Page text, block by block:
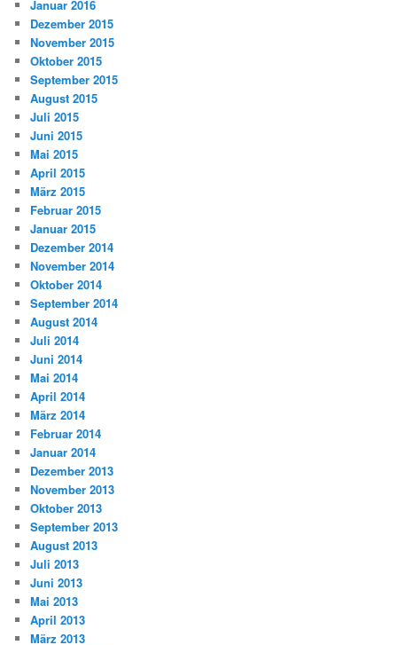
Januar 2016
Dezember 2015
November 2015
Oktober 2015
September 2015
August 2015
Juli 2015
Juni 2015
Mai 2015
April 2015
März 2015
Februar 2015
Januar 2015
Dezember 2014
November 2014
Oktober 2014
September 2014
August 2014
Juli 2014
Juni 2014
Mai 2014
April 2014
März 2014
Februar 2014
Januar 2014
Dezember 2013
November 2013
Oktober 2013
September 2013
August 2013
Juli 2013
Juni 2013
Mai 2013
April 2013
März 2013